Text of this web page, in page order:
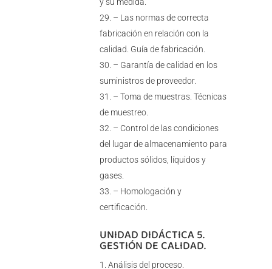
y su medida.
– Las normas de correcta
fabricación en relación con la
calidad. Guía de fabricación.
– Garantía de calidad en los
suministros de proveedor.
– Toma de muestras. Técnicas
de muestreo.
– Control de las condiciones
del lugar de almacenamiento para
productos sólidos, líquidos y
gases.
– Homologación y
certificación.
UNIDAD DIDÁCTICA 5.
GESTIÓN DE CALIDAD.
Análisis del proceso.